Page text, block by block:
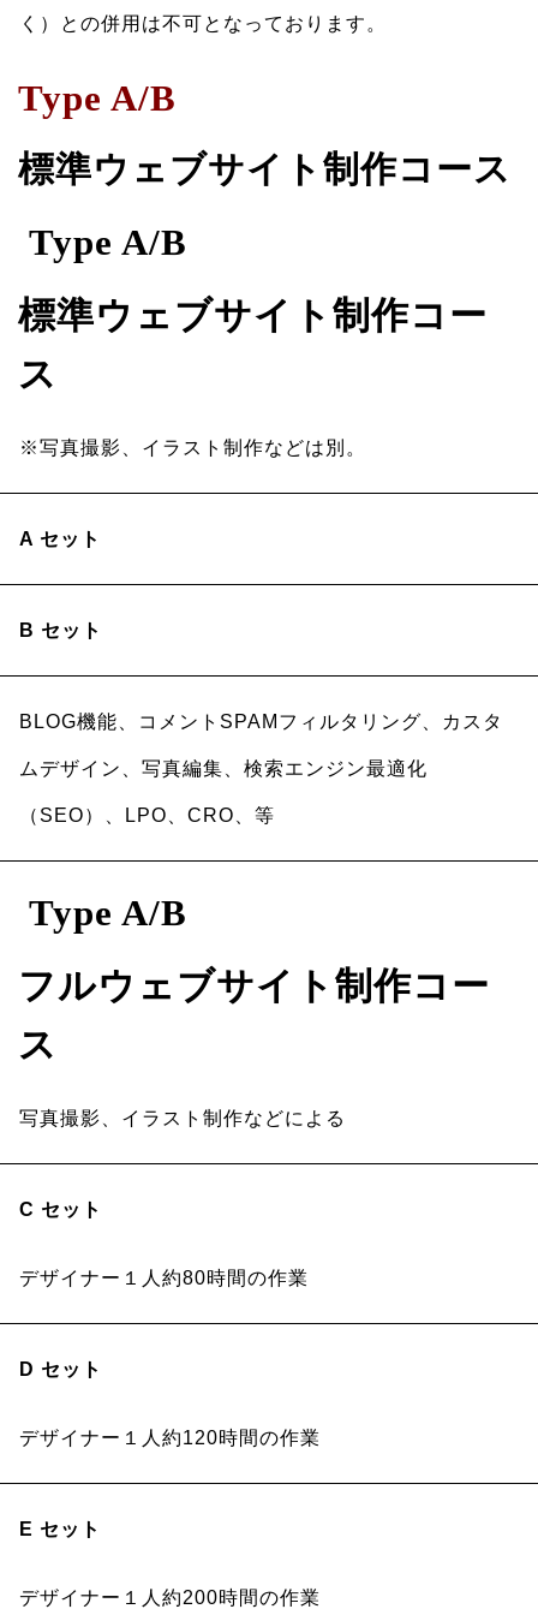
く）との併用は不可となっております。
Type A/B
標準ウェブサイト制作コース
Type A/B
標準ウェブサイト制作コー
ス
※写真撮影、イラスト制作などは別。
A セット
B セット
BLOG機能、コメントSPAMフィルタリング、カスタ
ムデザイン、写真編集、検索エンジン最適化
（SEO）、LPO、CRO、等
Type A/B
フルウェブサイト制作コー
ス
写真撮影、イラスト制作などによる
C セット
デザイナー１人約80時間の作業
D セット
デザイナー１人約120時間の作業
E セット
デザイナー１人約200時間の作業